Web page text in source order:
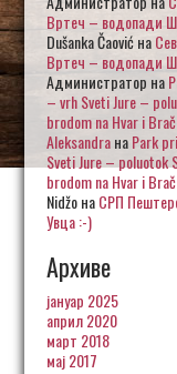
Вртеч – водопади
Dušanka Čaovićна
Вртеч – водопади
Администратор на
– vrh Sveti Jure –
brodom na Hvar i
AleksandraнаPark
Sveti Jure – poluotok
brodom na Hvar i
NidžoнаСРП
Увца :-)
Архиве
јануар 2025
април 2020
март 2018
мај 2017